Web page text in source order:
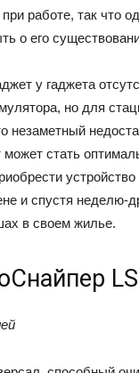
работе, так что
о его
у гаджета
но для
незаметный
может стать
и спустя неделю-
в своем жилье.